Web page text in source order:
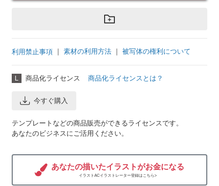
利用禁止事項 ｜ 素材の利用方法 ｜ 被写体の権利について
L 商品化ライセンス 商品化ライセンスとは？
今すぐ購入
テンプレートなどの商品販売ができるライセンスです。
あなたのビジネスにご活用ください。
あなたの描いたイラストがお金になる
イラストACイラストレーター登録はこちら>